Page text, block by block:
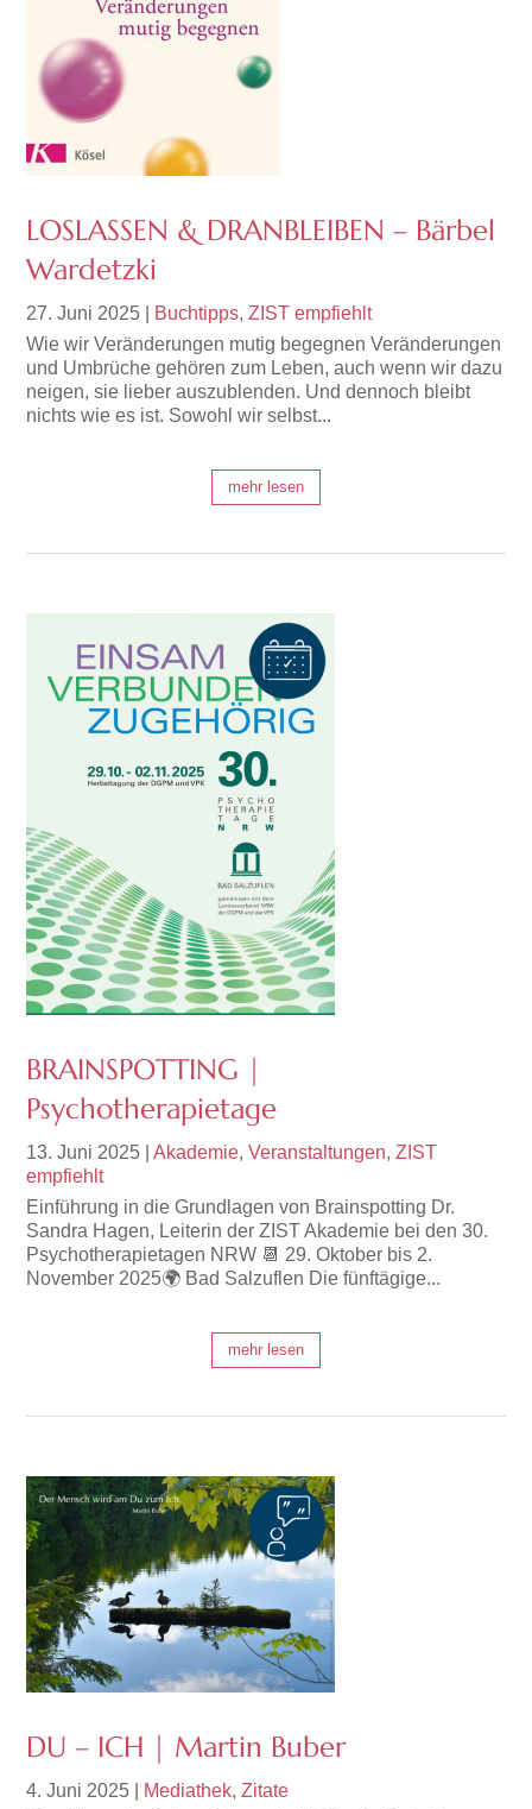
LOSLASSEN & DRANBLEIBEN – Bärbel
Wardetzki
27. Juni 2025 Buchtipps,ZIST empfiehlt
Wie wir Veränderungen mutig begegnen Veränderungen
und Umbrüche gehören zum Leben, auch wenn wir dazu
neigen, sie lieber auszublenden. Und dennoch bleibt
nichts wie es ist. Sowohl wir selbst...
mehr lesen
BRAINSPOTTING |
Psychotherapietage
13. Juni 2025 |Akademie,Veranstaltungen,ZIST
empfiehlt
Einführung in die Grundlagen von Brainspotting Dr.
Sandra Hagen, Leiterin der ZIST Akademie bei den 30.
Psychotherapietagen NRW 📆 29. Oktober bis 2.
November 2025🌍 Bad Salzuflen Die fünftägige...
mehr lesen
DU – ICH | Martin Buber
4. Juni 2025 Mediathek,Zitate